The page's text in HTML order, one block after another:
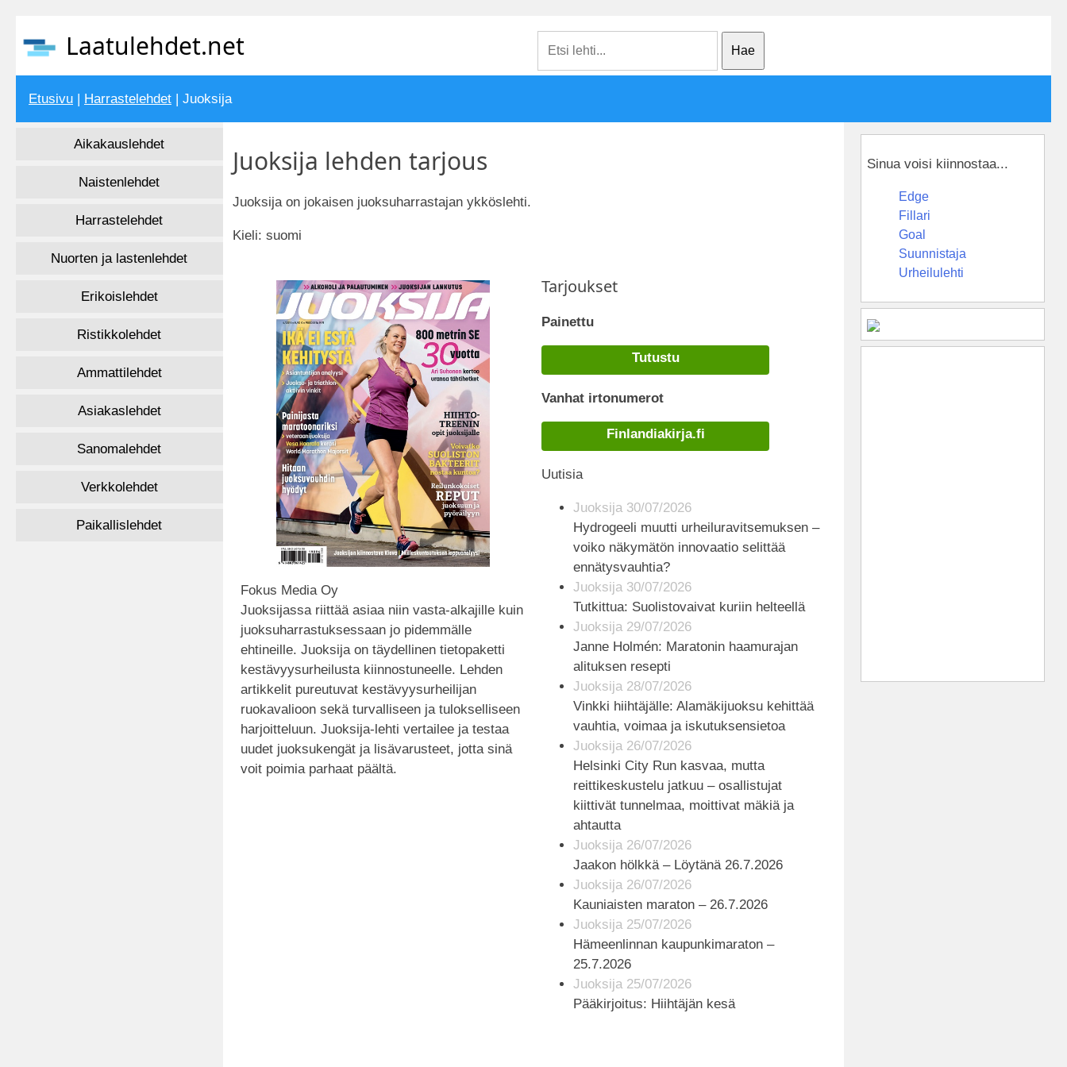
Laatulehdet.net
Etusivu Harrastelehdet | Juoksija
Aikakauslehdet
Naistenlehdet
Harrastelehdet
Nuorten ja lastenlehdet
Erikoislehdet
Ristikkolehdet
Ammattilehdet
Asiakaslehdet
Sanomalehdet
Verkkolehdet
Paikallislehdet
Juoksija lehden tarjous
Juoksija on jokaisen juoksuharrastajan ykköslehti.
Kieli: suomi
Fokus Media Oy
Juoksijassa riittää asiaa niin vasta-alkajille kuin
juoksuharrastuksessaan jo pidemmälle
ehtineille. Juoksija on täydellinen tietopaketti
kestävyysurheilusta kiinnostuneelle. Lehden
artikkelit pureutuvat kestävyysurheilijan
ruokavalioon sekä turvalliseen ja tulokselliseen
harjoitteluun. Juoksija-lehti vertailee ja testaa
uudet juoksukengät ja lisävarusteet, jotta sinä
voit poimia parhaat päältä.
Tarjoukset
Painettu
Tutustu
Vanhat irtonumerot
Finlandiakirja.fi
Uutisia
Juoksija 30/07/2026
Hydrogeeli muutti urheiluravitsemuksen –
voiko näkymätön innovaatio selittää
ennätysvauhtia?
Juoksija 30/07/2026
Tutkittua: Suolistovaivat kuriin helteellä
Juoksija 29/07/2026
Janne Holmén: Maratonin haamurajan
alituksen resepti
Juoksija 28/07/2026
Vinkki hiihtäjälle: Alamäkijuoksu kehittää
vauhtia, voimaa ja iskutuksensietoa
Juoksija 26/07/2026
Helsinki City Run kasvaa, mutta
reittikeskustelu jatkuu – osallistujat
kiittivät tunnelmaa, moittivat mäkiä ja
ahtautta
Juoksija 26/07/2026
Jaakon hölkkä – Löytänä 26.7.2026
Juoksija 26/07/2026
Kauniaisten maraton – 26.7.2026
Juoksija 25/07/2026
Hämeenlinnan kaupunkimaraton –
25.7.2026
Juoksija 25/07/2026
Pääkirjoitus: Hiihtäjän kesä
Sinua voisi kiinnostaa...
Edge
Fillari
Goal
Suunnistaja
Urheilulehti